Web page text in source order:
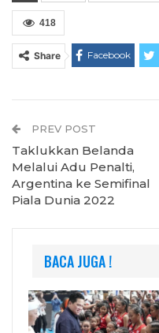
418
Share Facebook
PREV POST
Taklukkan Belanda
Melalui Adu Penalti,
Argentina ke Semifinal
Piala Dunia 2022
BACA JUGA !